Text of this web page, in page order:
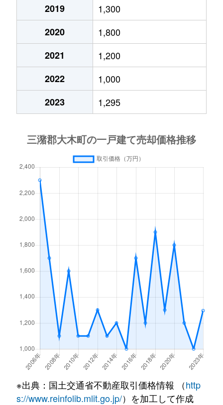
2019
1,300
2020
1,800
2021
1,200
2022
1,000
2023
1,295
※出典：国土交通省不動産取引価格情報 （http
s://www.reinfolib.mlit.go.jp/）を加工して作成